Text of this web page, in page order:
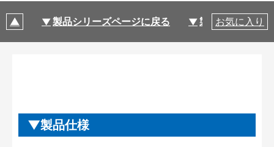
製品シリーズページに戻る 製品仕様
お気に入り
製品仕様